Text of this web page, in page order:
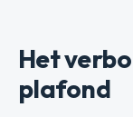
Het
plafond